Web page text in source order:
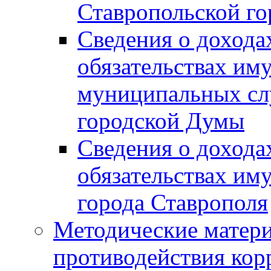
Ставропольской
Сведения о
обязательствах
муниципальных
городской Думы
Сведения о
обязательствах
города Ставрополя
Методические
противодействия